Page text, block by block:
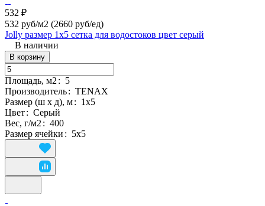
532 ₽
532 руб/м2 (2660 руб/eд)
Jolly размер 1х5 сетка для водостоков цвет серый
В наличии
В корзину
Площадь, м2: 5
Производитель: TENAX
Размер (ш х д), м: 1х5
Цвет: Серый
Вес, г/м2: 400
Размер ячейки : 5х5